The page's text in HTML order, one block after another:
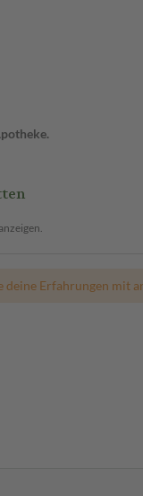
deine Erfahrungen mit